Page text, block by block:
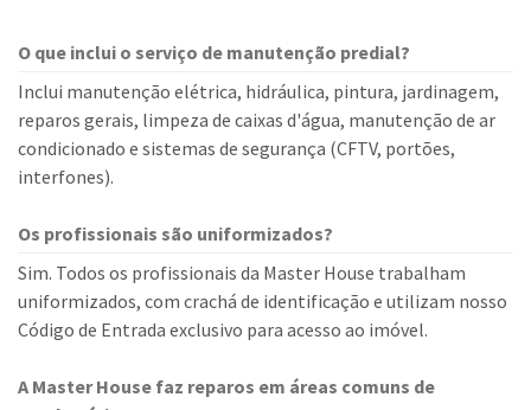
O que inclui o serviço de manutenção predial?
Inclui manutenção elétrica, hidráulica, pintura, jardinagem,
reparos gerais, limpeza de caixas d'água, manutenção de ar
condicionado e sistemas de segurança (CFTV, portões,
interfones).
Os profissionais são uniformizados?
Sim. Todos os profissionais da Master House trabalham
uniformizados, com crachá de identificação e utilizam nosso
Código de Entrada exclusivo para acesso ao imóvel.
A Master House faz reparos em áreas comuns de